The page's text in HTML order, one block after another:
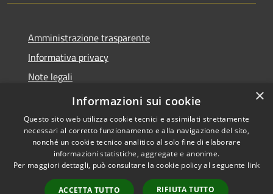
Amministrazione trasparente
Informativa privacy
Note legali
Dichiarazione di accessibilità
Accessibilità
Copyright © 2026 • Comune di
Cuasso al Monte • Powered by
Municipium• Accesso
×
Informazioni sui cookie
Questo sito web utilizza cookie tecnici e assimilati strettamente
necessari al corretto funzionamento e alla navigazione del sito,
nonché un cookie tecnico analitico al solo fine di elaborare
informazioni statistiche, aggregate e anonime.
Per maggiori dettagli, può consultare la cookie policy al seguente link
ACCETTA TUTTO RIFIUTA TUTTO